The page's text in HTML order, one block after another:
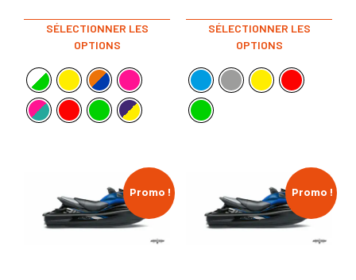
SÉLECTIONNER LES
OPTIONS
SÉLECTIONNER LES
OPTIONS
Promo ! Promo !